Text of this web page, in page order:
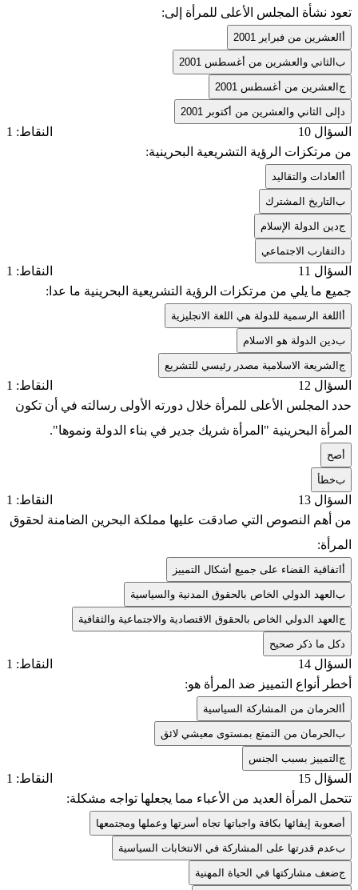
تعود نشأة المجلس الأعلى للمرأة إلى:
العشرين من فبراير 2001
بالثاني والعشرين من أغسطس 2001
جالعشرين من أغسطس 2001
إلى الثاني والعشرين من أكتوبر 2001
السؤال 10
النقاط: 1
من مرتكزات الرؤية التشريعية البحرينية:
العادات والتقاليد
بالتاريخ المشترك
جدين الدولة الإسلام
التقارب الاجتماعي
السؤال 11
النقاط: 1
جميع ما يلي من مرتكزات الرؤية التشريعية البحرينية ما عدا:
اللغة الرسمية للدولة هي اللغة الانجليزية
بدين الدولة هو الاسلام
جالشريعة الاسلامية مصدر رئيسي للتشريع
السؤال 12
النقاط: 1
حدد المجلس الأعلى للمرأة خلال دورته الأولى رسالته في أن تكون
المرأة البحرينية "المرأة شريك جدير في بناء الدولة ونموها".
صح
بخطأ
السؤال 13
النقاط: 1
من أهم النصوص التي صادقت عليها مملكة البحرين الضامنة لحقوق
المرأة:
اتفاقية القضاء على جميع أشكال التمييز
بالعهد الدولي الخاص بالحقوق المدنية والسياسية
جالعهد الدولي الخاص بالحقوق الاقتصادية والاجتماعية والثقافية
كل ما ذكر صحيح
السؤال 14
النقاط: 1
أخطر أنواع التمييز ضد المرأة هو:
الحرمان من المشاركة السياسية
بالحرمان من التمتع بمستوى معيشي لائق
جالتمييز بسبب الجنس
السؤال 15
النقاط: 1
تتحمل المرأة العديد من الأعباء مما يجعلها تواجه مشكلة:
صعوبة إيفائها بكافة واجباتها تجاه أسرتها وعملها ومجتمعها
بعدم قدرتها على المشاركة في الانتخابات السياسية
جضعف مشاركتها في الحياة المهنية